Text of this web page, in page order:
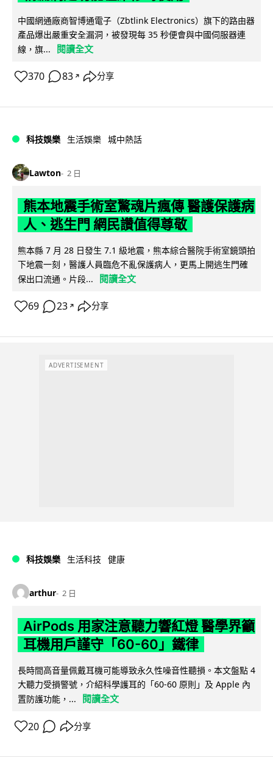
中國網通廠商智博通電子（Zbtlink Electronics）旗下的路由器
產品爆出嚴重安全漏洞，被發現每 35 秒便會與中國伺服器連
線，旗...
閱讀全文
370 83 ↗ 分享
科技娛樂 生活娛樂 城中熱話
Lawton 2 日
熊本地震手術室驚魂片瘋傳 醫護保護病
人、逃生門 網民讚值得尊敬
熊本縣 7 月 28 日發生 7.1 級地震，熊本綜合醫院手術室鏡頭拍
下地震一刻，醫護人員臨危不亂保護病人，更馬上開逃生門確
保出口流通。片段...
閱讀全文
69 23 ↗ 分享
ADVERTISEMENT
科技娛樂 生活科技 健康
arthur 2 日
AirPods 用家注意聽力響紅燈 醫學界籲
耳機用戶謹守「60-60」鐵律
長時間高音量佩戴耳機可能導致永久性噪音性聽損。本文盤點 4
大聽力受損警號，介紹科學護耳的「60-60 原則」及 Apple 內
置防護功能，...
閱讀全文
20 分享